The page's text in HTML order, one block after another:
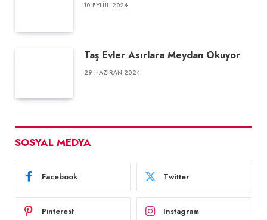
10 EYLÜL 2024
Taş Evler Asırlara Meydan Okuyor
29 HAZIRAN 2024
SOSYAL MEDYA
Facebook Twitter
Pinterest Instagram